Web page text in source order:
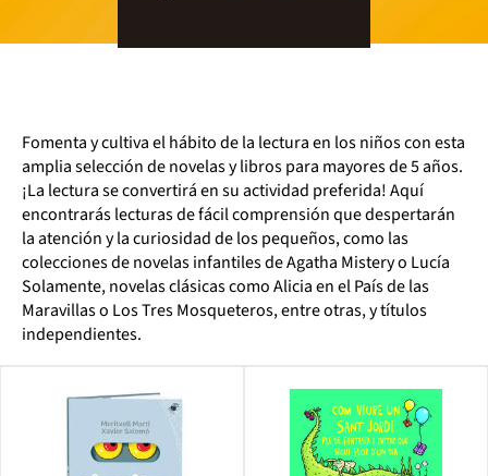
Fomenta y cultiva el hábito de la lectura en los niños con esta
amplia selección de novelas y libros para mayores de 5 años.
¡La lectura se convertirá en su actividad preferida! Aquí
encontrarás lecturas de fácil comprensión que despertarán
la atención y la curiosidad de los pequeños, como las
colecciones de novelas infantiles de Agatha Mistery o Lucía
Solamente, novelas clásicas como Alicia en el País de las
Maravillas o Los Tres Mosqueteros, entre otras, y títulos
independientes.